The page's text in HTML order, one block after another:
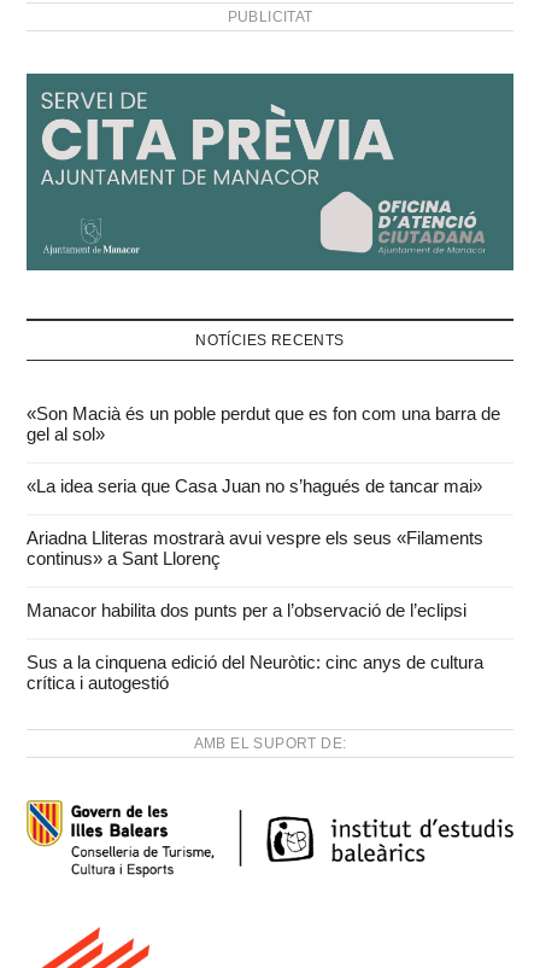
PUBLICITAT
NOTÍCIES RECENTS
«Son Macià és un poble perdut que es fon com una barra de
gel al sol»
«La idea seria que Casa Juan no s’hagués de tancar mai»
Ariadna Lliteras mostrarà avui vespre els seus «Filaments
continus» a Sant Llorenç
Manacor habilita dos punts per a l’observació de l’eclipsi
Sus a la cinquena edició del Neuròtic: cinc anys de cultura
crítica i autogestió
AMB EL SUPORT DE: